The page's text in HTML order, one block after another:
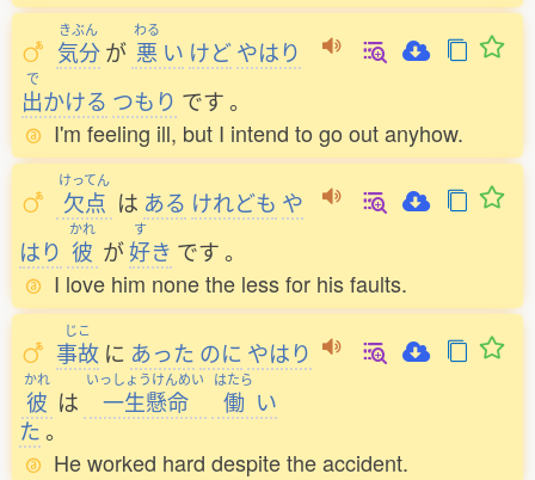
きぶん
気分 が
わる
悪 い けどやはり
で
出かける つもり です。
I'm feeling ill, but I intend to go out anyhow.
けってん
欠点 は ある けれども や
はり
かれ
彼 が
す
好き です。
I love him none the less for his faults.
じこ
事故 に あった のに やはり
かれ
彼 は
いっしょうけんめい
一生懸命
はたら
働 い
た。
He worked hard despite the accident.